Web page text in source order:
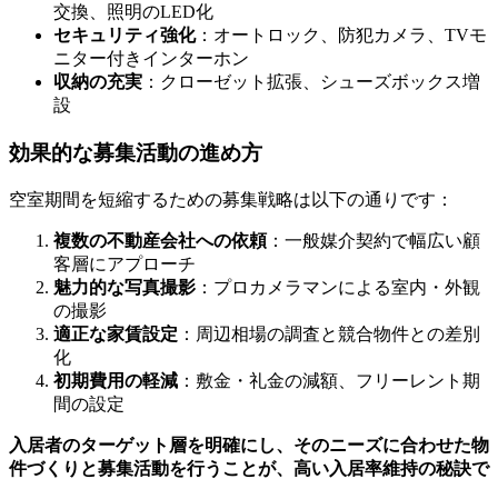
交換、照明のLED化
セキュリティ強化：オートロック、防犯カメラ、TVモ
ニター付きインターホン
収納の充実 ：クローゼット拡張、シューズボックス増
設
効果的な募集活動の進め方
空室期間を短縮するための募集戦略は以下の通りです：
複数の不動産会社への依頼：一般媒介契約で幅広い顧
客層にアプローチ
魅力的な写真撮影 ：プロカメラマンによる室内・外観
の撮影
適正な家賃設定 ：周辺相場の調査と競合物件との差別
化
初期費用の軽減 ：敷金・礼金の減額、フリーレント期
間の設定
入居者のターゲット層を明確にし、そのニーズに合わせた物
件づくりと募集活動を行うことが、高い入居率維持の秘訣で